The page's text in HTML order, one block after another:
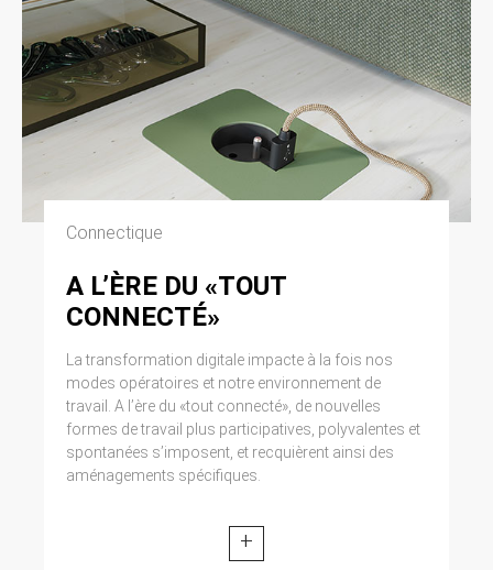
Connectique
A L’ÈRE DU «TOUT
CONNECTÉ»
La transformation digitale impacte à la fois nos
modes opératoires et notre environnement de
travail. A l’ère du «tout connecté», de nouvelles
formes de travail plus participatives, polyvalentes et
spontanées s’imposent, et recquièrent ainsi des
aménagements spécifiques.
+